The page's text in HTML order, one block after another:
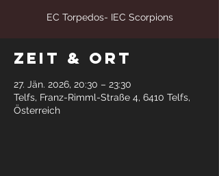
EC Torpedos- IEC Scorpions
Zeit & Ort
27. Jän. 2026, 20:30 – 23:30
Telfs, Franz-Rimml-Straße 4, 6410 Telfs,
Österreich